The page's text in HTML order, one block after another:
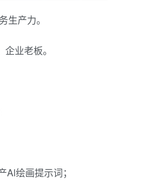
生产力。
业老板。
绘画提示词；